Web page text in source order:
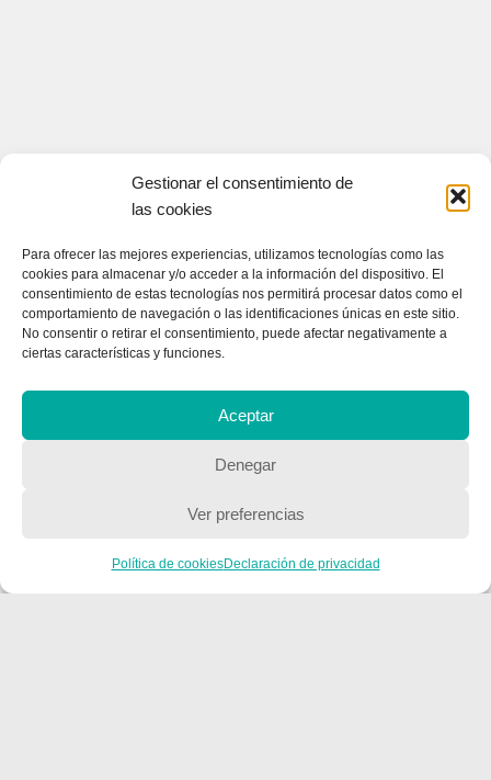
Gestionar el consentimiento de
las cookies
Para ofrecer las mejores experiencias, utilizamos tecnologías como las
cookies para almacenar y/o acceder a la información del dispositivo. El
consentimiento de estas tecnologías nos permitirá procesar datos como el
comportamiento de navegación o las identificaciones únicas en este sitio.
No consentir o retirar el consentimiento, puede afectar negativamente a
ciertas características y funciones.
Aceptar
Denegar
Ver preferencias
Política de cookiesDeclaración de privacidad
CONTACTA CON NOSOTROS
Contacto
QUIENES SOMOS
POLÍTICA DE PRIVACIDAD